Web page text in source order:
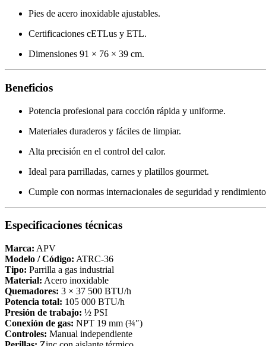
Pies de acero inoxidable ajustables.
Certificaciones cETLus y ETL.
Dimensiones 91 × 76 × 39 cm.
Beneficios
Potencia profesional para cocción rápida y uniforme.
Materiales duraderos y fáciles de limpiar.
Alta precisión en el control del calor.
Ideal para parrilladas, carnes y platillos gourmet.
Cumple con normas internacionales de seguridad y
Especificaciones técnicas
Marca: APV
Modelo / Código: ATRC-36
Tipo: Parrilla a gas industrial
Material: Acero inoxidable
Quemadores: 3 × 37 500 BTU/h
Potencia total: 105 000 BTU/h
Presión de trabajo: ½ PSI
Conexión de gas: NPT 19 mm (¾″)
Controles: Manual independiente